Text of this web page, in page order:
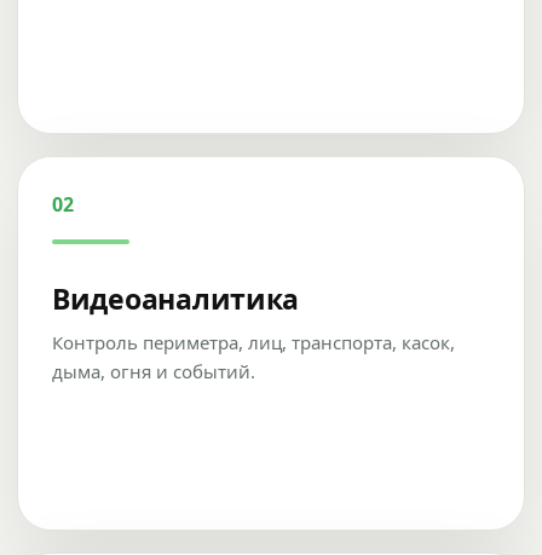
02
Видеоаналитика
Контроль периметра, лиц, транспорта, касок,
дыма, огня и событий.